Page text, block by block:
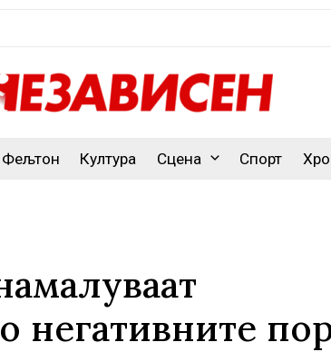
Фељтон Култура Сцена Спорт
негативните